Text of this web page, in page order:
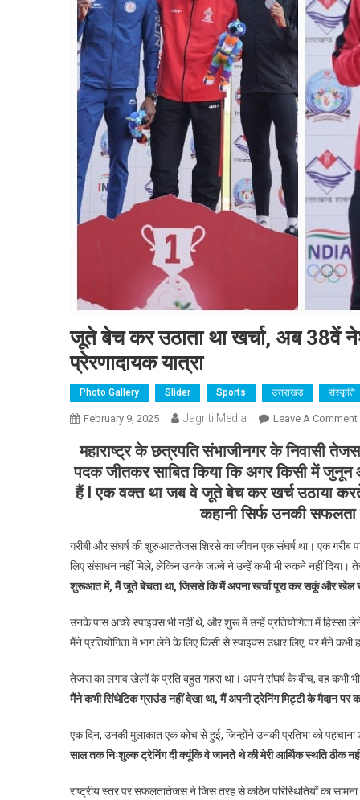
जूते बेच कर उठाता था खर्चा, अब 38वें
प्रेरणादायक यात्रा
Photo Gallery Slider Sports उत्तराखंड संस्कृति
February 9, 2025 Jagriti Media Leave A Comment
महाराष्ट्र के छत्रपति संभाजीनगर के निवासी
पदक जीतकर साबित किया कि अगर किसी में
हैं l एक वक्त था जब वे जूते बेच कर खर्च उठाया
कहानी सिर्फ उनकी
गरीबी और संघर्ष की शुरुआत तेजस शिरसे का जीवन एक संघर्ष था। एक गरीब
लिए संसाधन नहीं मिले, लेकिन उनके जज़्बे ने उन्हें कभी भी रुकने नहीं दिया।
शुरूआत में, मैं जूते बेचता था, जिससे कि मैं अपना खर्चा पूरा कर सकूं और खेल
उनके पास अच्छे स्पाइक्स भी नहीं थे, और शुरू में उन्हें प्रतियोगिता में
मैंने प्रतियोगिता में भाग लेने के लिए किसी से स्पाइक्स उधार लिए, पर मैंने कभी
तेजस का लगाव खेलों के प्रति बहुत गहरा था। अपने संघर्ष के बीच, वह कभी
मैंने कभी सिंथेटिक ग्राउंड नहीं देखा था, मैं अपनी ट्रेनिंग मिट्टी के मैदान पर
एक दिन, उनकी मुलाकात एक कोच से हुई, जिन्होंने उनकी प्रतिभा को पहचाना
साल तक निःशुल्क ट्रेनिंग दी क्यूंकि वे जानते थे की मेरी आर्थिक स्थति
राष्ट्रीय स्तर पर सफलता तेजस ने जिस तरह से कठिन परिस्थितियों का